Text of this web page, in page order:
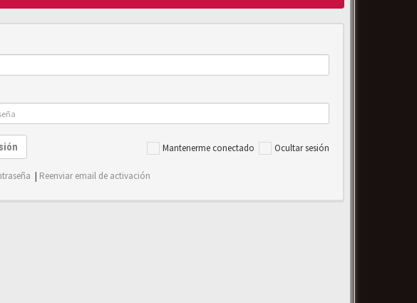
Mantenerme conectado Ocultar sesión
| Reenviar email de activación